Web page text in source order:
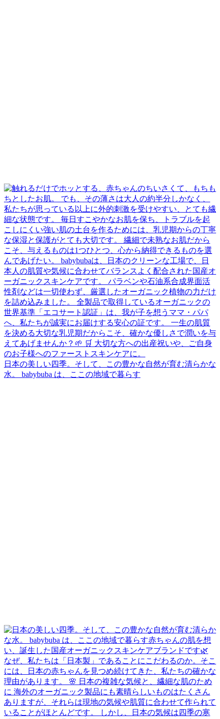
日本の美しい四季。そして、この豊かな自然が育む清らかな
水。 babybuba は、ここの地域で暮らす